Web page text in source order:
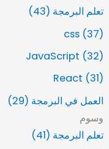
تعلم البرمجة (43)
css (37)
JavaScript (32)
React (31)
العمل في البرمجة (29)
وسوم
تعلم البرمجة (41)